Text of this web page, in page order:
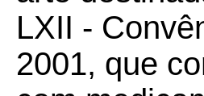
LXII -
2001, que